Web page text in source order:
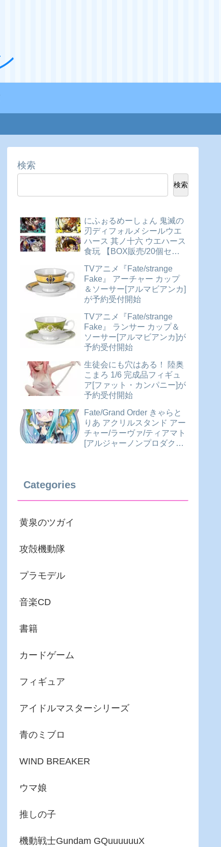
検索
検索
にふぉるめーしょん 鬼滅の
刃ディフォルメシールウエ
ハース 其ノ十六 ウエハース
食玩 【BOX販売/20個セッ
TVアニメ『Fate/strange
Fake』 アーチャー カップ
＆ソーサー[アルマビアンカ]
が予約受付開始
TVアニメ『Fate/strange
Fake』 ランサー カップ＆
ソーサー[アルマビアンカ]が
予約受付開始
生徒会にも穴はある！ 陸奥
こまろ 1/6 完成品フィギュ
ア[ファット・カンパニー]が
予約受付開始
Fate/Grand Order きゃらと
りあ アクリルスタンド アー
チャー/ラーヴァ/ティアマト
[アルジャーノンプロダクト]
Categories
黄泉のツガイ
攻殻機動隊
プラモデル
音楽CD
書籍
カードゲーム
フィギュア
アイドルマスターシリーズ
青のミブロ
WIND BREAKER
ウマ娘
推しの子
機動戦士Gundam GQuuuuuuX